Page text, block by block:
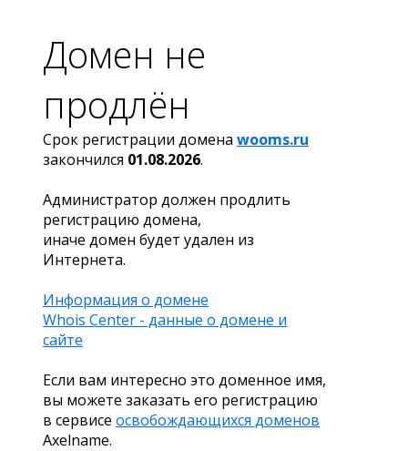
Домен не
продлён
Срок регистрации домена wooms.ru
закончился 01.08.2026.
Администратор должен продлить
регистрацию домена,
иначе домен будет удален из
Интернета.
Информация о домене
Whois Center - данные о домене и
сайте
Если вам интересно это доменное имя,
вы можете заказать его регистрацию
в сервисе освобождающихся доменов
Axelname.